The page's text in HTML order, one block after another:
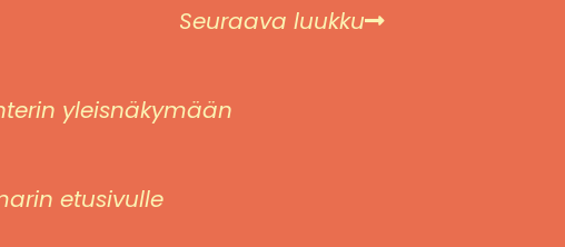
Seuraava luukku
yleisnäkymään
etusivulle